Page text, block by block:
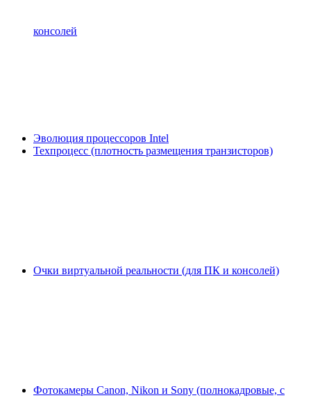
консолей
Эволюция процессоров Intel
Техпроцесс (плотность размещения транзисторов)
Очки виртуальной реальности (для ПК и консолей)
Фотокамеры Canon, Nikon и Sony (полнокадровые, с